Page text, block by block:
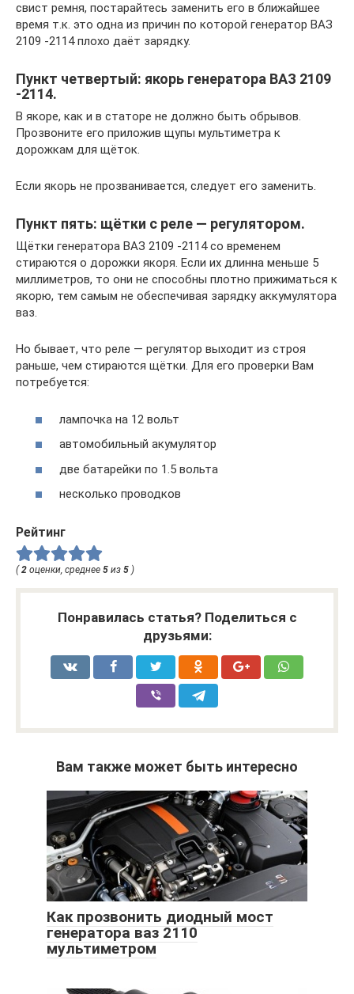
свист ремня, постарайтесь заменить его в ближайшее
время т.к. это одна из причин по которой генератор ВАЗ
2109 -2114 плохо даёт зарядку.
Пункт четвертый: якорь генератора ВАЗ 2109
-2114.
В якоре, как и в статоре не должно быть обрывов.
Прозвоните его приложив щупы мультиметра к
дорожкам для щёток.
Если якорь не прозванивается, следует его заменить.
Пункт пять: щётки с реле — регулятором.
Щётки генератора ВАЗ 2109 -2114 со временем
стираются о дорожки якоря. Если их длинна меньше 5
миллиметров, то они не способны плотно прижиматься к
якорю, тем самым не обеспечивая зарядку аккумулятора
ваз.
Но бывает, что реле — регулятор выходит из строя
раньше, чем стираются щётки. Для его проверки Вам
потребуется:
лампочка на 12 вольт
автомобильный акумулятор
две батарейки по 1.5 вольта
несколько проводков
Рейтинг
( 2 оценки, среднее 5 из 5 )
Понравилась статья? Поделиться с
друзьями:
Вам также может быть интересно
Как прозвонить диодный мост
генератора ваз 2110
мультиметром